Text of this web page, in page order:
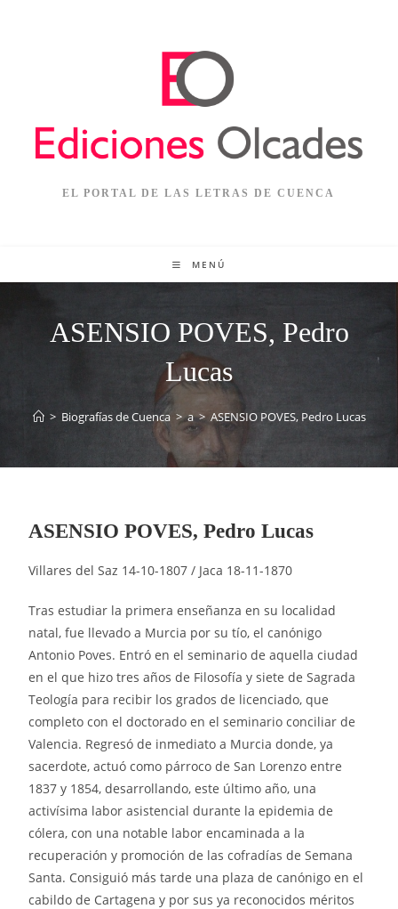
EL PORTAL DE LAS LETRAS DE CUENCA
MENÚ
ASENSIO POVES, Pedro
Lucas
> Biografías de Cuenca > a > ASENSIO POVES, Pedro Lucas
ASENSIO POVES, Pedro Lucas
Villares del Saz 14-10-1807 / Jaca 18-11-1870
Tras estudiar la primera enseñanza en su localidad
natal, fue llevado a Murcia por su tío, el canónigo
Antonio Poves. Entró en el seminario de aquella ciudad
en el que hizo tres años de Filosofía y siete de Sagrada
Teología para recibir los grados de licenciado, que
completo con el doctorado en el seminario conciliar de
Valencia. Regresó de inmediato a Murcia donde, ya
sacerdote, actuó como párroco de San Lorenzo entre
1837 y 1854, desarrollando, este último año, una
activísima labor asistencial durante la epidemia de
cólera, con una notable labor encaminada a la
recuperación y promoción de las cofradías de Semana
Santa. Consiguió más tarde una plaza de canónigo en el
cabildo de Cartagena y por sus ya reconocidos méritos